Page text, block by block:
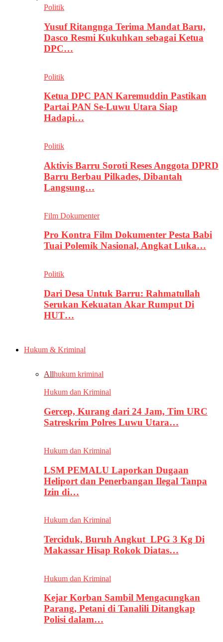
Politik
Yusuf Ritangnga Terima Mandat Baru,
Dasco Resmi Kukuhkan sebagai Ketua
DPC…
Politik
Ketua DPC PAN Karemuddin Pastikan
Partai PAN Se-Luwu Utara Siap
Hadapi…
Politik
Aktivis Barru Soroti Reses Anggota DPRD
Barru Berbau Pilkades, Dibantah
Langsung…
Film Dokumenter
Pro Kontra Film Dokumenter Pesta Babi
Tuai Polemik Nasional, Angkat Luka…
Politik
Dari Desa Untuk Barru: Rahmatullah
Serukan Kekuatan Akar Rumput Di
HUT…
Hukum & Kriminal
Allhukum kriminal
Hukum dan Kriminal
Gercep, Kurang dari 24 Jam, Tim URC
Satreskrim Polres Luwu Utara…
Hukum dan Kriminal
LSM PEMALU Laporkan Dugaan
Heliport dan Penerbangan Ilegal Tanpa
Izin di…
Hukum dan Kriminal
Terciduk, Buruh Angkut LPG 3 Kg Di
Makassar Hisap Rokok Diatas…
Hukum dan Kriminal
Kejar Korban Sambil Mengacungkan
Parang, Petani di Tanalili Ditangkap
Polisi dalam…